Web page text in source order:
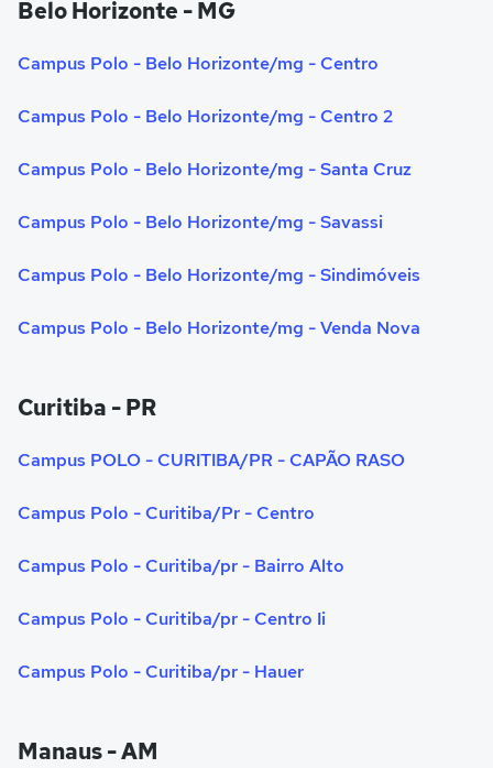
Belo Horizonte - MG
Campus Polo - Belo Horizonte/mg - Centro
Campus Polo - Belo Horizonte/mg - Centro 2
Campus Polo - Belo Horizonte/mg - Santa Cruz
Campus Polo - Belo Horizonte/mg - Savassi
Campus Polo - Belo Horizonte/mg - Sindimóveis
Campus Polo - Belo Horizonte/mg - Venda Nova
Curitiba - PR
Campus POLO - CURITIBA/PR - CAPÃO RASO
Campus Polo - Curitiba/Pr - Centro
Campus Polo - Curitiba/pr - Bairro Alto
Campus Polo - Curitiba/pr - Centro Ii
Campus Polo - Curitiba/pr - Hauer
Manaus - AM